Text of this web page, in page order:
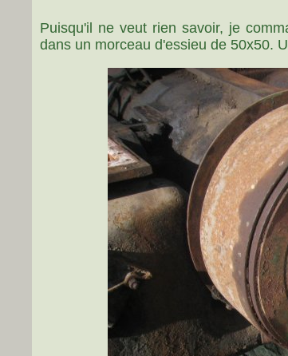
Puisqu'il ne veut rien savoir, je
dans un morceau d'essieu de 50x50.